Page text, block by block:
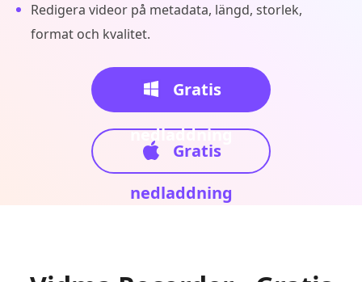
Redigera videor på metadata, längd, storlek,
format och kvalitet.
Gratis
nedladdning
Gratis
nedladdning